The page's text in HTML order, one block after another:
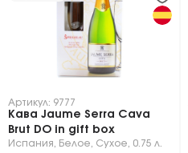
Артикул: 9777
Кава Jaume Serra Cava
Brut DO in gift box
Испания Белое Сухое 0.75 л.